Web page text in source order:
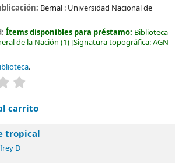
Bernal : Universidad Nacional de
Ítems disponibles para préstamo: Biblioteca
de la Nación (1) Signatura topográfica:AGN
.
carrito
tropical
D